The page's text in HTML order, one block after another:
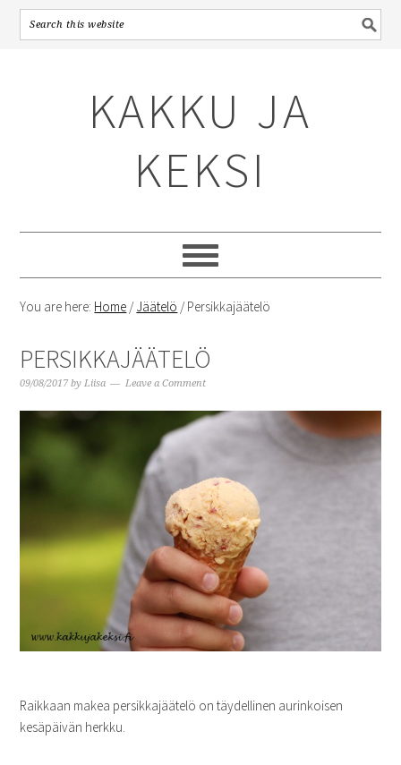
KAKKU JA
KEKSI
You are here: Home /Jäätelö /Persikkajäätelö
PERSIKKAJÄÄTELÖ
09/08/2017 byLiisa Leave a Comment
Raikkaan makea persikkajäätelö on täydellinen aurinkoisen
kesäpäivän herkku.